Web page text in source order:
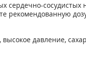
сердечно-сосудистых
рекомендованную
давление,